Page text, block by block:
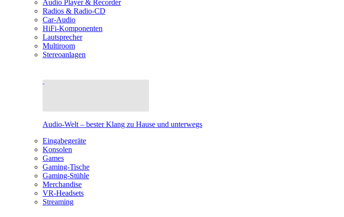
Audio Player & Recorder
Radios & Radio-CD
Car-Audio
HiFi-Komponenten
Lautsprecher
Multiroom
Stereoanlagen
Audio-Welt – bester Klang zu Hause und unterwegs
Eingabegeräte
Konsolen
Games
Gaming-Tische
Gaming-Stühle
Merchandise
VR-Headsets
Streaming